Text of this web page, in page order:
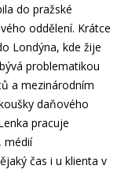
do pražské
oddělení. Krátce
Londýna, kde žije
problematikou
a mezinárodním
daňového
pracuje
médií
čas i u klienta v